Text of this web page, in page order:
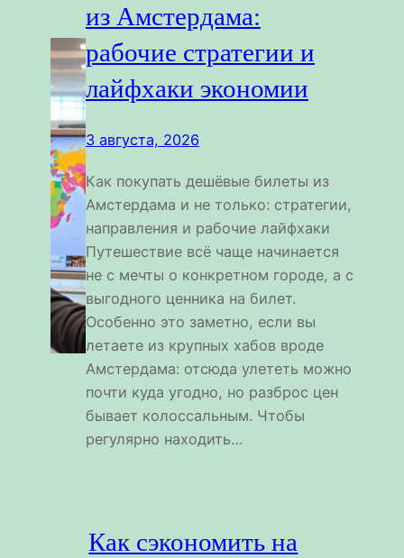
из Амстердама:
рабочие стратегии и
лайфхаки экономии
3 августа, 2026
Как покупать дешёвые билеты из
Амстердама и не только: стратегии,
направления и рабочие лайфхаки
Путешествие всё чаще начинается
не с мечты о конкретном городе, а с
выгодного ценника на билет.
Особенно это заметно, если вы
летаете из крупных хабов вроде
Амстердама: отсюда улететь можно
почти куда угодно, но разброс цен
бывает колоссальным. Чтобы
регулярно находить…
Как сэкономить на